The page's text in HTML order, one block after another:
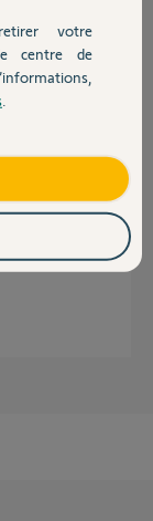
à présent.
votre
centre de